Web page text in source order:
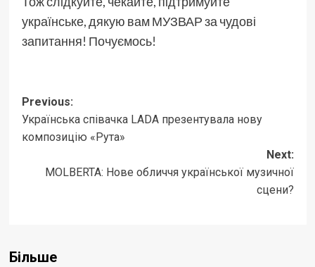
українське, дякую вам МУЗВАР за чудові
запитання! Почуємось!
Post
navigation
Previous:
Українська співачка LADA презентувала нову
композицію «Рута»
Next:
MOLBERTA: Нове обличчя української музичної
сцени?
Більше